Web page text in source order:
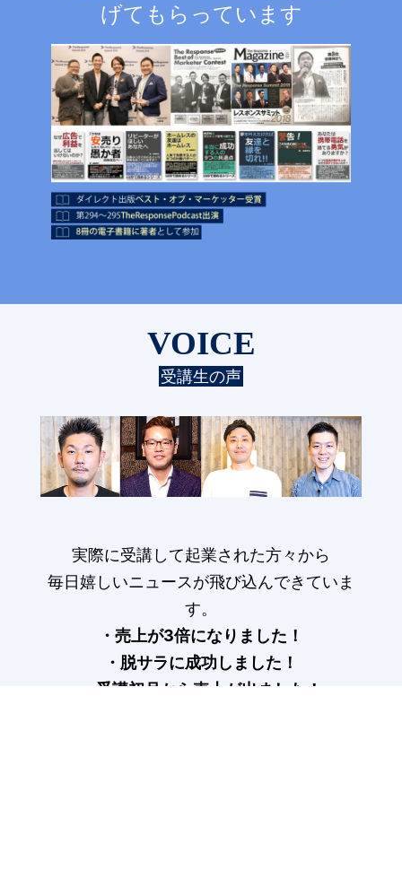
げてもらっています
VOICE
受講生の声
実際に受講して起業された方々から
毎日嬉しいニュースが飛び込んできていま
す。
・売上が3倍になりました！
・脱サラに成功しました！
・受講初月から売上が出ました！